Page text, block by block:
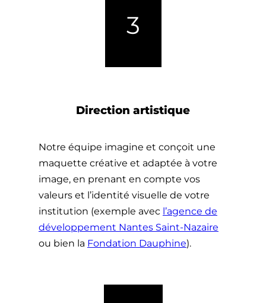
3
Direction artistique
Notre équipe imagine et conçoit une
maquette créative et adaptée à votre
image, en prenant en compte vos
valeurs et l’identité visuelle de votre
institution (exemple avec l’agence de
développement Nantes Saint-Nazaire
ou bien la Fondation Dauphine).